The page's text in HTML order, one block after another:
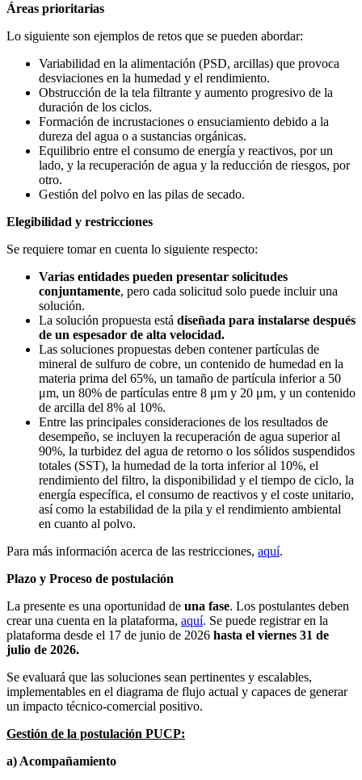
Áreas prioritarias
Lo siguiente son ejemplos de retos que se pueden abordar:
Variabilidad en la alimentación (PSD, arcillas) que provoca
desviaciones en la humedad y el rendimiento.
Obstrucción de la tela filtrante y aumento progresivo de la
duración de los ciclos.
Formación de incrustaciones o ensuciamiento debido a la
dureza del agua o a sustancias orgánicas.
Equilibrio entre el consumo de energía y reactivos, por un
lado, y la recuperación de agua y la reducción de riesgos, por
otro.
Gestión del polvo en las pilas de secado.
Elegibilidad y restricciones
Se requiere tomar en cuenta lo siguiente respecto:
Varias entidades pueden presentar solicitudes
conjuntamente, pero cada solicitud solo puede incluir una
solución.
La solución propuesta está diseñada para instalarse después
de un espesador de alta velocidad.
Las soluciones propuestas deben contener partículas de
mineral de sulfuro de cobre, un contenido de humedad en la
materia prima del 65%, un tamaño de partícula inferior a 50
μm, un 80% de partículas entre 8 μm y 20 μm, y un contenido
de arcilla del 8% al 10%.
Entre las principales consideraciones de los resultados de
desempeño, se incluyen la recuperación de agua superior al
90%, la turbidez del agua de retorno o los sólidos suspendidos
totales (SST), la humedad de la torta inferior al 10%, el
rendimiento del filtro, la disponibilidad y el tiempo de ciclo, la
energía específica, el consumo de reactivos y el coste unitario,
así como la estabilidad de la pila y el rendimiento ambiental
en cuanto al polvo.
Para más información acerca de las restricciones, aquí.
Plazo y Proceso de postulación
La presente es una oportunidad de una fase. Los postulantes deben
crear una cuenta en la plataforma, aquí. Se puede registrar en la
plataforma desde el 17 de junio de 2026 hasta el viernes 31 de
julio de 2026.
Se evaluará que las soluciones sean pertinentes y escalables,
implementables en el diagrama de flujo actual y capaces de generar
un impacto técnico-comercial positivo.
Gestión de la postulación PUCP:
a) Acompañamiento